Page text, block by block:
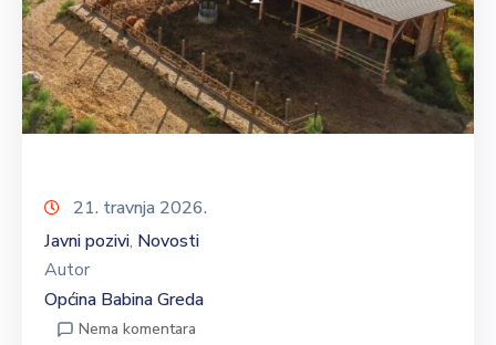
21. travnja 2026.
Javni pozivi‚ Novosti
Autor
Općina Babina Greda
Nema komentara